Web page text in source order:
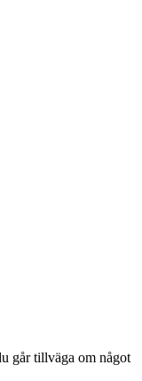
går tillväga om något